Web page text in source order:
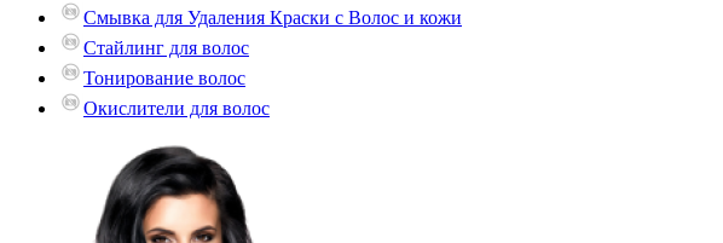
Смывка для Удаления Краски с Волос и кожи
Стайлинг для волос
Тонирование волос
Окислители для волос